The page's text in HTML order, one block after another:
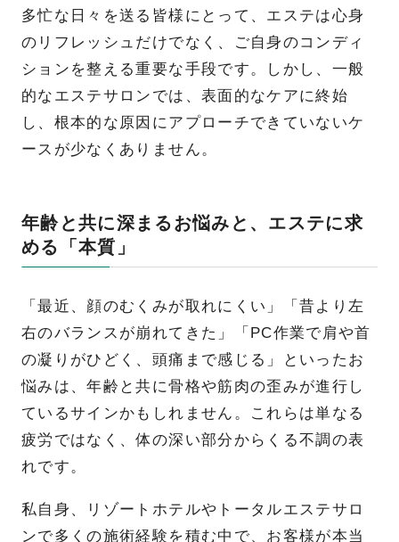
多忙な日々を送る皆様にとって、エステは心身
のリフレッシュだけでなく、ご自身のコンディ
ションを整える重要な手段です。しかし、一般
的なエステサロンでは、表面的なケアに終始
し、根本的な原因にアプローチできていないケ
ースが少なくありません。
年齢と共に深まるお悩みと、エステに求
める「本質」
「最近、顔のむくみが取れにくい」「昔より左
右のバランスが崩れてきた」「PC作業で肩や首
の凝りがひどく、頭痛まで感じる」といったお
悩みは、年齢と共に骨格や筋肉の歪みが進行し
ているサインかもしれません。これらは単なる
疲労ではなく、体の深い部分からくる不調の表
れです。
私自身、リゾートホテルやトータルエステサロ
ンで多くの施術経験を積む中で、お客様が本当